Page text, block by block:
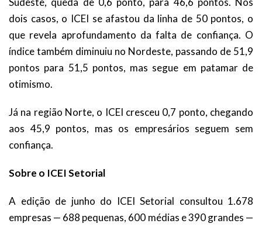
dois casos, o ICEI se afastou da linha de 50 pontos, o
que revela aprofundamento da falta de confiança. O
índice também diminuiu no Nordeste, passando de 51,9
pontos para 51,5 pontos, mas segue em patamar de
otimismo.
Já na região Norte, o ICEI cresceu 0,7 ponto, chegando
aos 45,9 pontos, mas os empresários seguem sem
confiança.
Sobre o ICEI Setorial
A edição de junho do ICEI Setorial consultou 1.678
empresas — 688 pequenas, 600 médias e 390 grandes —